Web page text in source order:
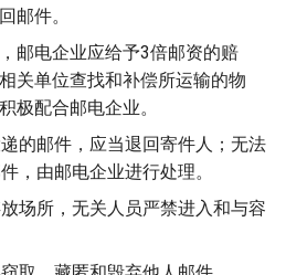
邮件。
邮电企业应给予3倍邮资的赔
关单位查找和补偿所运输的物
极配合邮电企业。
的邮件，应当退回寄件人；无法
，由邮电企业进行处理。
场所，无关人员严禁进入和与容